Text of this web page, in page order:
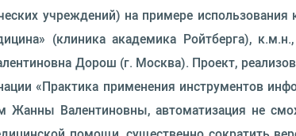
учреждений) на примере
(клиника академика Ройтберга),
Дорош (г. Москва). Проект,
«Практика применения инструментов
Жанны Валентиновны, автоматизация не